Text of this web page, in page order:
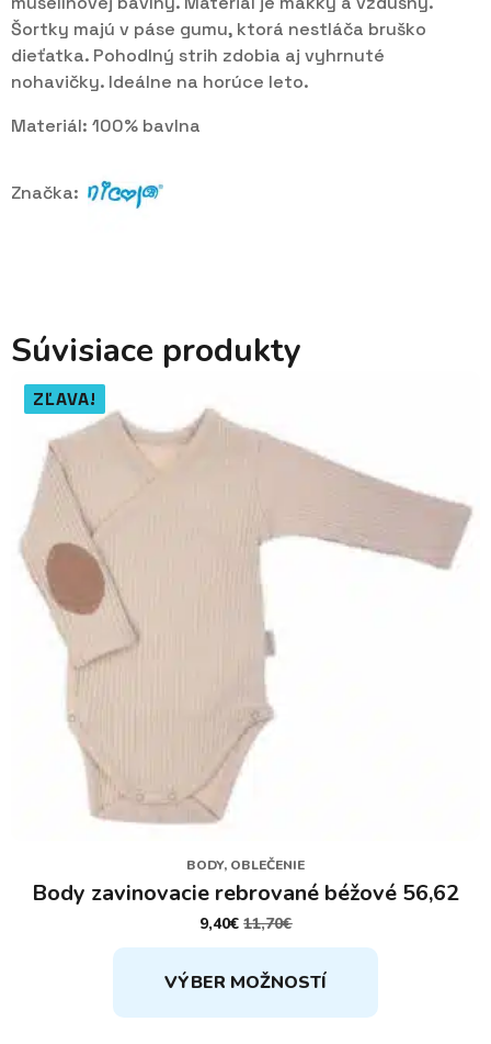
Šortky majú v páse gumu, ktorá nestláča bruško
dieťatka. Pohodlný strih zdobia aj vyhrnuté
nohavičky. Ideálne na horúce leto.
Materiál: 100% bavlna
Značka:
Súvisiace produkty
ZĽAVA!
BODY, OBLEČENIE
Body zavinovacie rebrované béžové 56,62
11,70€
PÔVODNÁ
CENA
11,70€.
9,40€ AKTUÁLNA
CENA
9,40€.
VÝBER MOŽNOSTÍ
Tento
produkt
má